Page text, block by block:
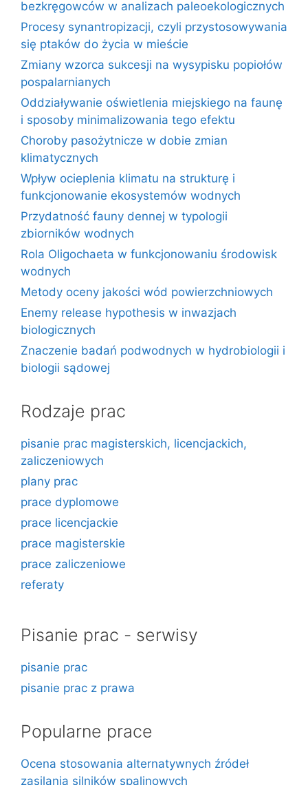
bezkręgowców w analizach paleoekologicznych
Procesy synantropizacji, czyli przystosowywania
się ptaków do życia w mieście
Zmiany wzorca sukcesji na wysypisku popiołów
pospalarnianych
Oddziaływanie oświetlenia miejskiego na faunę
i sposoby minimalizowania tego efektu
Choroby pasożytnicze w dobie zmian
klimatycznych
Wpływ ocieplenia klimatu na strukturę i
funkcjonowanie ekosystemów wodnych
Przydatność fauny dennej w typologii
zbiorników wodnych
Rola Oligochaeta w funkcjonowaniu środowisk
wodnych
Metody oceny jakości wód powierzchniowych
Enemy release hypothesis w inwazjach
biologicznych
Znaczenie badań podwodnych w hydrobiologii i
biologii sądowej
Rodzaje prac
pisanie prac magisterskich, licencjackich,
zaliczeniowych
plany prac
prace dyplomowe
prace licencjackie
prace magisterskie
prace zaliczeniowe
referaty
Pisanie prac - serwisy
pisanie prac
pisanie prac z prawa
Popularne prace
Ocena stosowania alternatywnych źródeł
zasilania silników spalinowych